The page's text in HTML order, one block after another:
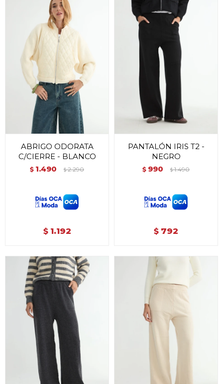
ABRIGO ODORATA
C/CIERRE - BLANCO
$ 1.490 $ 2.290
$ 1.192
PANTALÓN IRIS T2 -
NEGRO
$ 990 $ 1.490
$ 792